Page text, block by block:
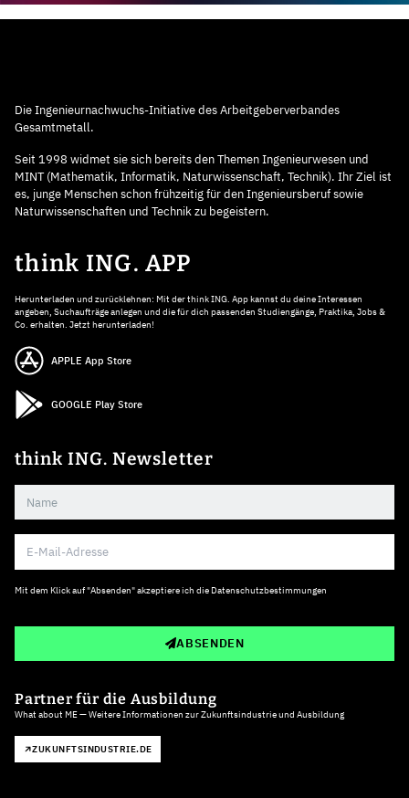
Die Ingenieurnachwuchs-Initiative des Arbeitgeberverbandes
Gesamtmetall.
Seit 1998 widmet sie sich bereits den Themen Ingenieurwesen und
MINT (Mathematik, Informatik, Naturwissenschaft, Technik). Ihr Ziel ist
es, junge Menschen schon frühzeitig für den Ingenieursberuf sowie
Naturwissenschaften und Technik zu begeistern.
think ING. APP
Herunterladen und zurücklehnen: Mit der think ING. App kannst du deine Interessen
angeben, Suchaufträge anlegen und die für dich passenden Studiengänge, Praktika, Jobs &
Co. erhalten. Jetzt herunterladen!
APPLE App Store
GOOGLE Play Store
think ING. Newsletter
Mit dem Klick auf "Absenden" akzeptiere ich die Datenschutzbestimmungen
ABSENDEN
Partner für die Ausbildung
What about ME — Weitere Informationen zur Zukunftsindustrie und Ausbildung
ZUKUNFTSINDUSTRIE.DE